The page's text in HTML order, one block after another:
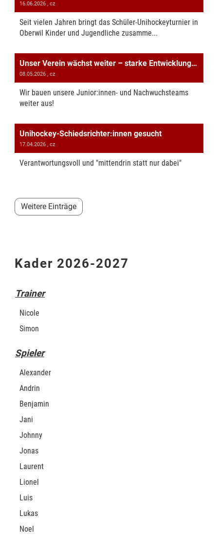
16.06.2026 , cz
Seit vielen Jahren bringt das Schüler-Unihockeyturnier in
Oberwil Kinder und Jugendliche zusamme...
Unser Verein wächst weiter – starke Entwicklung in der Sektion Unihockey
08.05.2026 , cz
Wir bauen unsere Junior:innen- und Nachwuchsteams
weiter aus!
Unihockey-Schiedsrichter:innen gesucht
17.04.2026 , cz
Verantwortungsvoll und "mittendrin statt nur dabei"
Weitere Einträge
Kader 2026-2027
Trainer
Nicole
Simon
Spieler
Alexander
Andrin
Benjamin
Jani
Johnny
Jonas
Laurent
Lionel
Luis
Lukas
Noel